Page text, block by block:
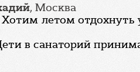
, Москва
летом отдохнуть
в санаторий